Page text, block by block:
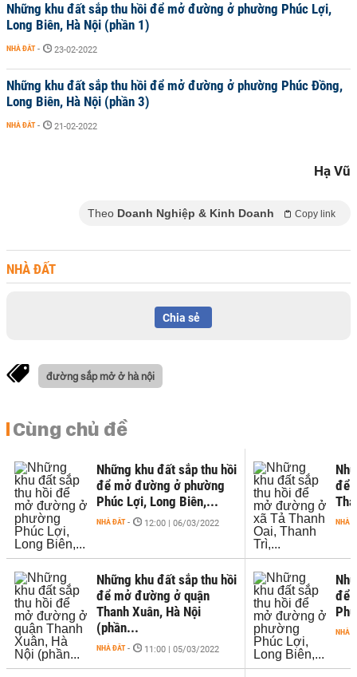
Những khu đất sắp thu hồi để mở đường ở phường Phúc Lợi,
Long Biên, Hà Nội (phần 1)
NHÀ ĐẤT - 23-02-2022
Những khu đất sắp thu hồi để mở đường ở phường Phúc Đồng,
Long Biên, Hà Nội (phần 3)
NHÀ ĐẤT - 21-02-2022
Hạ Vũ
Theo Doanh Nghiệp & Kinh Doanh Copy link
NHÀ ĐẤT
Chia sẻ
đường sắp mở ở hà nội
Cùng chủ đề
Những khu đất sắp thu hồi
để mở đường ở phường
Phúc Lợi, Long Biên,...
NHÀ ĐẤT - 12:00 | 06/03/2022
Những khu đất sắp thu hồi
để mở đường ở quận
Thanh Xuân, Hà Nội
(phần...
NHÀ ĐẤT - 11:00 | 05/03/2022
để
NHÀ
để
NHÀ